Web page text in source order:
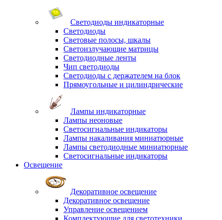
Светодиоды индикаторные
Светодиоды
Световые полосы, шкалы
Светоизлучающие матрицы
Светодиодные ленты
Чип светодиоды
Светодиоды с держателем на блок
Прямоугольные и цилиндрические
Лампы индикаторные
Лампы неоновые
Светосигнальные индикаторы
Лампы накаливания миниатюрные
Лампы светодиодные миниатюрные
Светосигнальные индикаторы
Освещение
Декоративное освещение
Декоративное освещение
Управление освещением
Комплектующие для светотехники